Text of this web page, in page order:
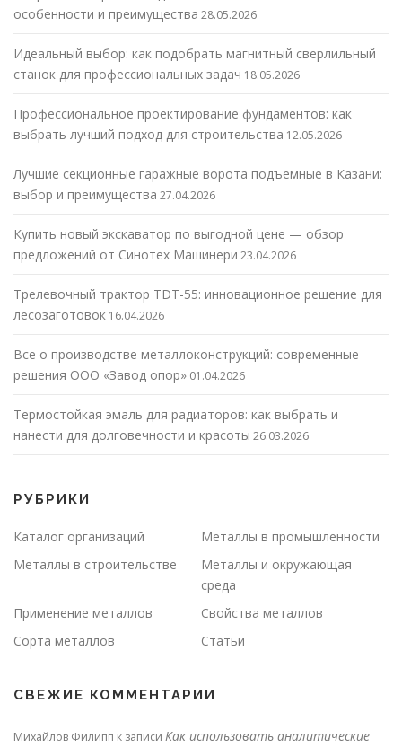
особенности и преимущества 28.05.2026
Идеальный выбор: как подобрать магнитный сверлильный
станок для профессиональных задач 18.05.2026
Профессиональное проектирование фундаментов: как
выбрать лучший подход для строительства 12.05.2026
Лучшие секционные гаражные ворота подъемные в Казани:
выбор и преимущества 27.04.2026
Купить новый экскаватор по выгодной цене — обзор
предложений от Синотех Машинери 23.04.2026
Трелевочный трактор TDT-55: инновационное решение для
лесозаготовок 16.04.2026
Все о производстве металлоконструкций: современные
решения ООО «Завод опор» 01.04.2026
Термостойкая эмаль для радиаторов: как выбрать и
нанести для долговечности и красоты 26.03.2026
РУБРИКИ
Каталог организаций
Металлы в промышленности
Металлы в строительстве
Металлы и окружающая
среда
Применение металлов
Свойства металлов
Сорта металлов
Статьи
СВЕЖИЕ КОММЕНТАРИИ
Михайлов Филипп к записи Как использовать аналитические